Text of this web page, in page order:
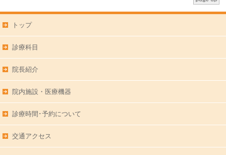
トップ
診療科目
院長紹介
院内施設・医療機器
診療時間･予約について
交通アクセス